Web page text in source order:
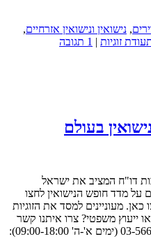
, נישואין ונישואין אזרחיים,
זוגיות | 1 תגובה
בעולם
דו"ח המציב את ישראל
על מדד חופש הנישואין לחצו
כאן. מעוניינים למסד את הזוגיות
משפטי? צרו איתנו קשר